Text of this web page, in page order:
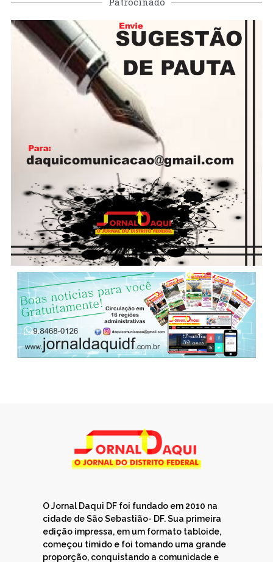
O Jornal Daqui DF foi fundado em 2010 na
cidade de São Sebastião- DF. Sua primeira
edição impressa, em um formato tabloide,
começou tímido e foi tomando uma grande
proporção, conquistando a comunidade e